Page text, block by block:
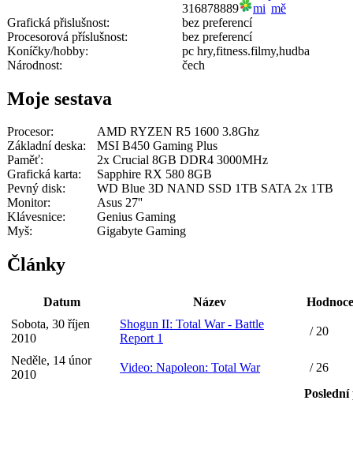
316878889
Grafická přislušnost:
bez preferencí
Procesorová příslušnost:
bez preferencí
Koníčky/hobby:
pc hry,fitness.filmy,hudba
Národnost:
čech
Moje sestava
Procesor:
AMD RYZEN R5 1600 3.8Ghz
Základní deska:
MSI B450 Gaming Plus
Paměť:
2x Crucial 8GB DDR4 3000MHz
Grafická karta:
Sapphire RX 580 8GB
Pevný disk:
WD Blue 3D NAND SSD 1TB SATA 2x 1TB
Monitor:
Asus 27''
Klávesnice:
Genius Gaming
Myš:
Gigabyte Gaming
Články
Datum Název
Sobota, 30 říjen
2010
Shogun II: Total War - Battle
Report 1
/ 20
Neděle, 14 únor
2010
Video: Napoleon: Total War
/ 26